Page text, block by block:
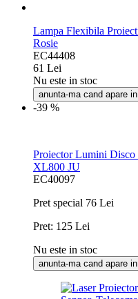
Lampa Flexibila
Rosie
EC44408
61 Lei
Nu este in stoc
anunta-ma cand apare
-39 %
Proiector Lumini Disco
XL800 JU
EC40097
Pret special 76 Lei
Pret: 125 Lei
Nu este in stoc
anunta-ma cand apare